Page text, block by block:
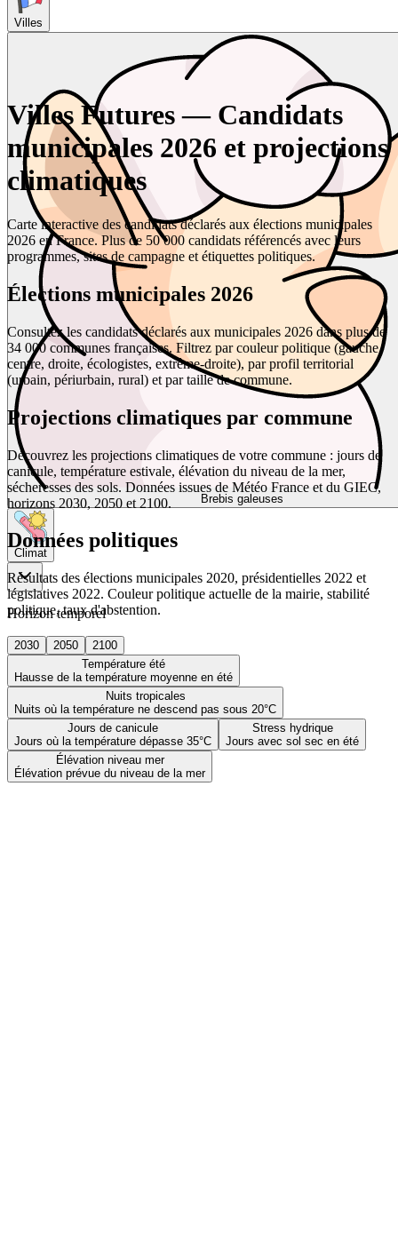
Villes
Brebis galeuses
Climat
Horizon temporel
2030 2050
2100
Température été
Hausse de la température moyenne en été
Nuits tropicales
Nuits où la température ne descend pas sous 20°C
Jours de canicule
Jours où la température dépasse 35°C
Stress hydrique
Jours avec sol sec en été
Élévation niveau mer
Élévation prévue du niveau de la mer
Villes Futures — Candidats
municipales 2026 et projections
climatiques
Carte interactive des candidats déclarés aux élections municipales
2026 en France. Plus de 50 000 candidats référencés avec leurs
programmes, sites de campagne et étiquettes politiques.
Élections municipales 2026
Consultez les candidats déclarés aux municipales 2026 dans plus de
34 000 communes françaises. Filtrez par couleur politique (gauche,
centre, droite, écologistes, extrême-droite), par profil territorial
(urbain, périurbain, rural) et par taille de commune.
Projections climatiques par commune
Découvrez les projections climatiques de votre commune : jours de
canicule, température estivale, élévation du niveau de la mer,
sécheresses des sols. Données issues de Météo France et du GIEC,
horizons 2030, 2050 et 2100.
Données politiques
Résultats des élections municipales 2020, présidentielles 2022 et
législatives 2022. Couleur politique actuelle de la mairie, stabilité
politique, taux d'abstention.